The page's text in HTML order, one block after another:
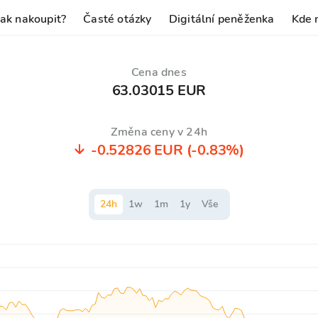
nakoupit? Časté otázky Digitální peněženka Kde
Cena dnes
63.03015 EUR
Změna ceny v 24h
-0.52826 EUR (-0.83%)
24h 1w 1m 1y Vše